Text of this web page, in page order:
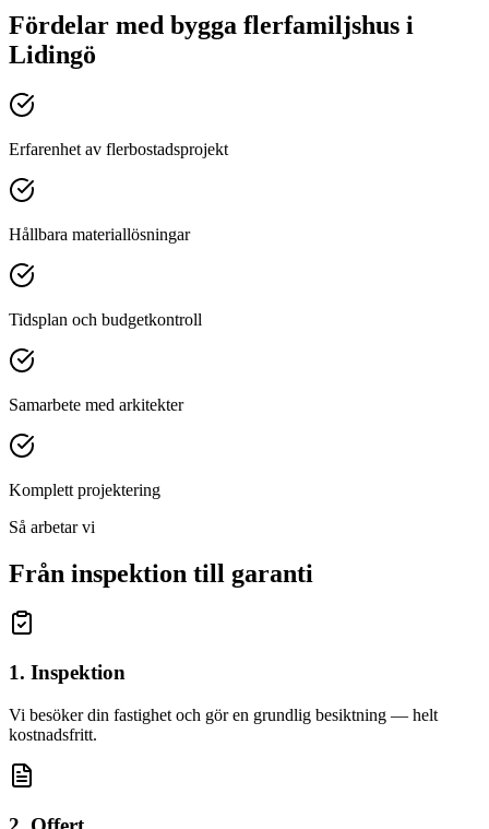
Fördelar med bygga flerfamiljshus i
Lidingö
Erfarenhet av flerbostadsprojekt
Hållbara materiallösningar
Tidsplan och budgetkontroll
Samarbete med arkitekter
Komplett projektering
Så arbetar vi
Från inspektion till garanti
1. Inspektion
Vi besöker din fastighet och gör en grundlig besiktning — helt
kostnadsfritt.